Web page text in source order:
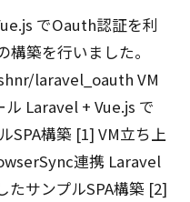
でOauth認証を利
構築を行いました。
laravel_oauth VM
Laravel + Vue.js で
SPA構築 [1] VM立ち上
連携 Laravel
たサンプルSPA構築 [2]